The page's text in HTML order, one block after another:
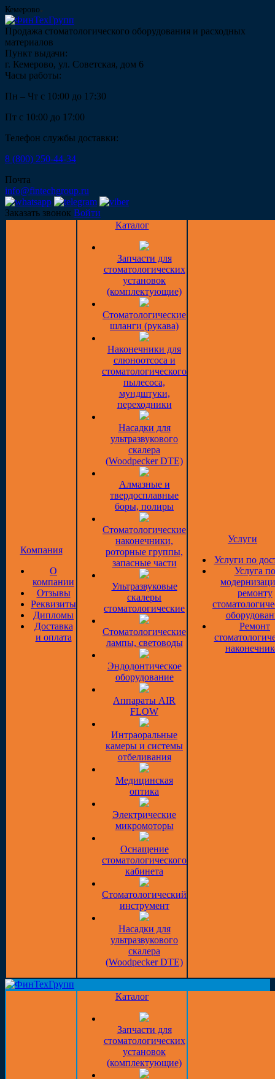
Кемерово
Продажа стоматологического оборудования и расходных
материалов
Пункт выдачи:
г. Кемерово, ул. Советская, дом 6
Часы работы:
Пн – Чт с 10:00 до 17:30
Пт с 10:00 до 17:00
Телефон службы доставки:
8 (800) 250-44-34
Почта
info@fintechgroup.ru
Заказать звонок Войти
Компания
О
компании
Отзывы
Реквизиты
Дипломы
Доставка
и оплата
Каталог
Запчасти для
стоматологических
установок
(комплектующие)
Стоматологические
шланги (рукава)
Наконечники для
слюноотсоса и
стоматологического
пылесоса,
мундштуки,
переходники
Насадки для
ультразвукового
скалера
(Woodpecker DTE)
Алмазные и
твердосплавные
боры, полиры
Стоматологические
наконечники,
роторные группы,
запасные части
Ультразвуковые
скалеры
стоматологические
Стоматологические
лампы, световоды
Эндодонтическое
оборудование
Аппараты AIR
FLOW
Интраоральные
камеры и системы
отбеливания
Медицинская
оптика
Электрические
микромоторы
Оснащение
стоматологического
кабинета
Стоматологический
инструмент
Насадки для
ультразвукового
скалера
(Woodpecker DTE)
Услуги
Услуги по
Услуга по
ремонту
Ремонт
Каталог
Запчасти для
стоматологических
установок
(комплектующие)